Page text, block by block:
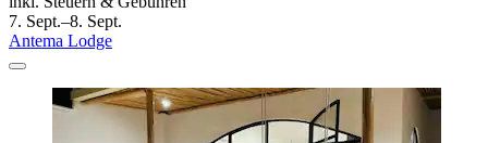
7. Sept.–8. Sept.
Antema Lodge